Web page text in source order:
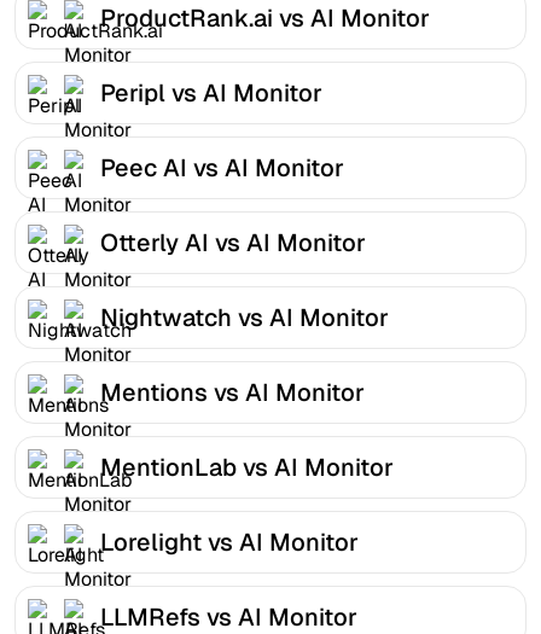
ProductRank.ai vs AI Monitor
Peripl vs AI Monitor
Peec AI vs AI Monitor
Otterly AI vs AI Monitor
Nightwatch vs AI Monitor
Mentions vs AI Monitor
MentionLab vs AI Monitor
Lorelight vs AI Monitor
LLMRefs vs AI Monitor